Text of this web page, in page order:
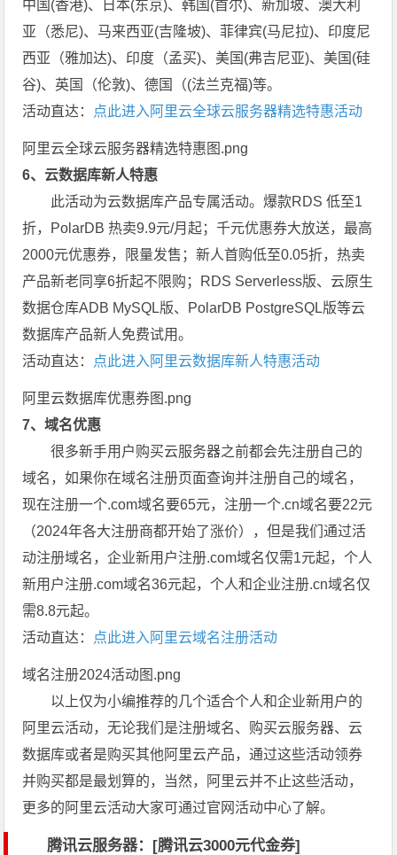
中国(香港)、日本(东京)、韩国(首尔)、新加坡、澳大利
亚（悉尼)、马来西亚(吉隆坡)、菲律宾(马尼拉)、印度尼
西亚（雅加达)、印度（孟买)、美国(弗吉尼亚)、美国(硅
谷)、英国（伦敦)、德国（(法兰克福)等。
活动直达： 点此进入阿里云全球云服务器精选特惠活动
阿里云全球云服务器精选特惠图.png
6、云数据库新人特惠
此活动为云数据库产品专属活动。爆款RDS 低至1
折，PolarDB 热卖9.9元/月起；千元优惠券大放送，最高
2000元优惠券，限量发售；新人首购低至0.05折，热卖
产品新老同享6折起不限购；RDS Serverless版、云原生
数据仓库ADB MySQL版、PolarDB PostgreSQL版等云
数据库产品新人免费试用。
活动直达： 点此进入阿里云数据库新人特惠活动
阿里云数据库优惠券图.png
7、域名优惠
很多新手用户购买云服务器之前都会先注册自己的
域名，如果你在域名注册页面查询并注册自己的域名，
现在注册一个.com域名要65元，注册一个.cn域名要22元
（2024年各大注册商都开始了涨价），但是我们通过活
动注册域名，企业新用户注册.com域名仅需1元起，个人
新用户注册.com域名36元起，个人和企业注册.cn域名仅
需8.8元起。
活动直达： 点此进入阿里云域名注册活动
域名注册2024活动图.png
以上仅为小编推荐的几个适合个人和企业新用户的
阿里云活动，无论我们是注册域名、购买云服务器、云
数据库或者是购买其他阿里云产品，通过这些活动领券
并购买都是最划算的，当然，阿里云并不止这些活动，
更多的阿里云活动大家可通过官网活动中心了解。
腾讯云服务器：[腾讯云3000元代金券]